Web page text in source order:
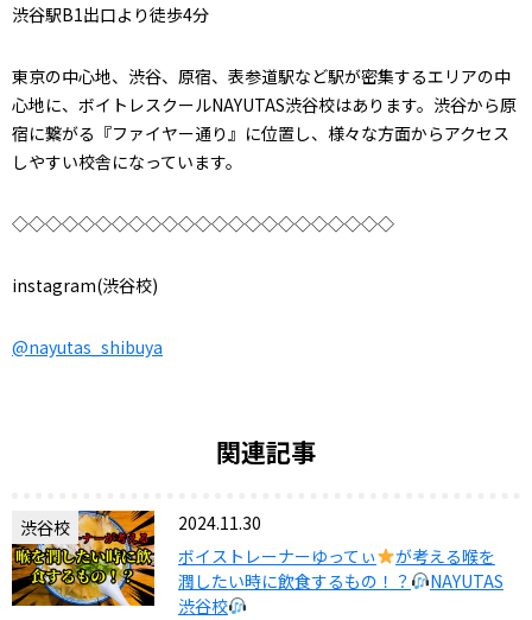
渋谷駅B1出口より徒歩4分
東京の中心地、渋谷、原宿、表参道駅など駅が密集するエリアの中
心地に、ボイトレスクールNAYUTAS渋谷校はあります。渋谷から原
宿に繋がる『ファイヤー通り』に位置し、様々な方面からアクセス
しやすい校舎になっています。
◇◇◇◇◇◇◇◇◇◇◇◇◇◇◇◇◇◇◇◇◇◇◇
instagram(渋谷校)
@nayutas_shibuya
関連記事
渋谷校
2024.11.30
ボイストレーナーゆってぃ
が考える喉を
潤したい時に飲食するもの！？
NAYUTAS
渋谷校